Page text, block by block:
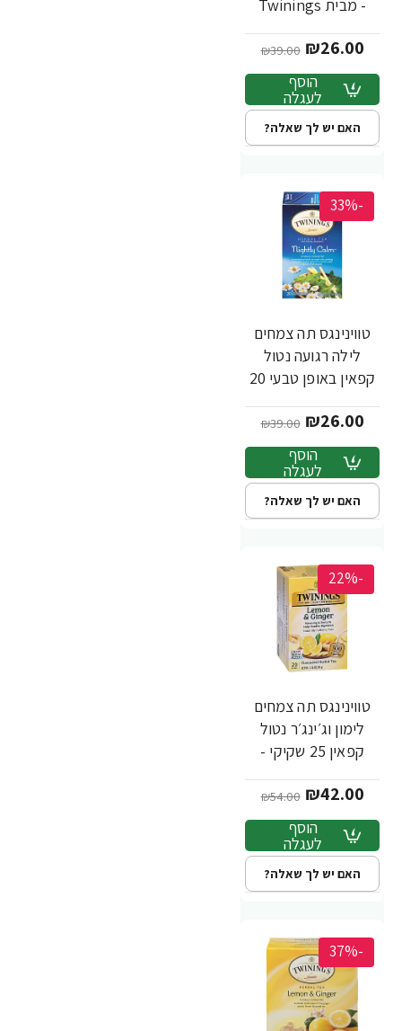
- מבית Twinings
₪26.00
₪39.00
הוסף
לעגלה
האם יש לך שאלה?
-33%
טווינינגס תה צמחים
לילה רגועה נטול
קפאין באופן טבעי 20
Twinings
₪26.00
₪39.00
הוסף
לעגלה
האם יש לך שאלה?
-22%
טווינינגס תה צמחים
לימון וג׳ינג׳ר נטול
קפאין 25 שקיקי -
₪42.00
₪54.00
הוסף
לעגלה
האם יש לך שאלה?
-37%